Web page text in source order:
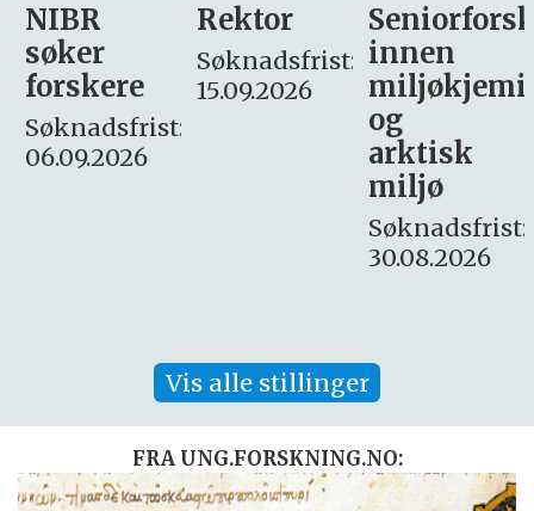
Rektor
Søknadsfrist:
15.09.2026
Seniorforsker
innen
miljøkjemi
søker
– fast
Søknadsfrist:
16. august.
Vis alle stillinger
FRA UNG.FORSKNING.NO: